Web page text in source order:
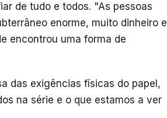
de tudo e todos. "As pessoas
enorme, muito dinheiro e
encontrou uma forma de
das exigências físicas do papel,
na série e o que estamos a ver